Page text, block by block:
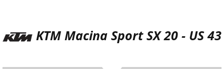
KTM Macina Sport SX 20 - US 43